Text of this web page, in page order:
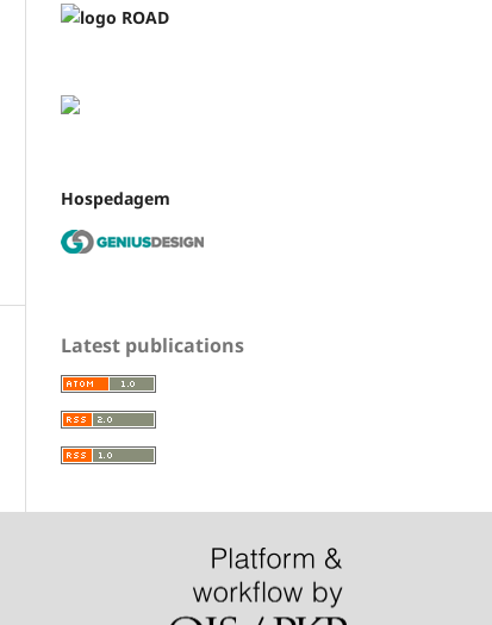
Hospedagem
Latest publications